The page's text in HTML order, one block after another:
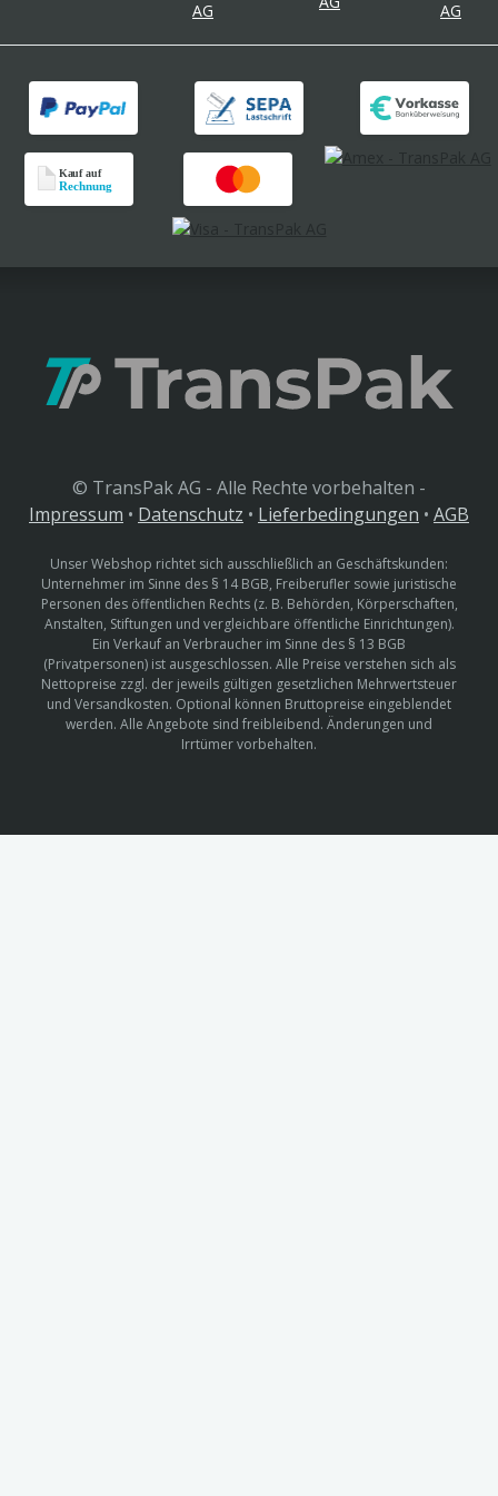
© TransPak AG - Alle Rechte vorbehalten -
Impressum • Datenschutz • Lieferbedingungen • AGB
Unser Webshop richtet sich ausschließlich an Geschäftskunden:
Unternehmer im Sinne des § 14 BGB, Freiberufler sowie juristische
Personen des öffentlichen Rechts (z. B. Behörden, Körperschaften,
Anstalten, Stiftungen und vergleichbare öffentliche Einrichtungen).
Ein Verkauf an Verbraucher im Sinne des § 13 BGB
(Privatpersonen) ist ausgeschlossen. Alle Preise verstehen sich als
Nettopreise zzgl. der jeweils gültigen gesetzlichen Mehrwertsteuer
und Versandkosten. Optional können Bruttopreise eingeblendet
werden. Alle Angebote sind freibleibend. Änderungen und
Irrtümer vorbehalten.